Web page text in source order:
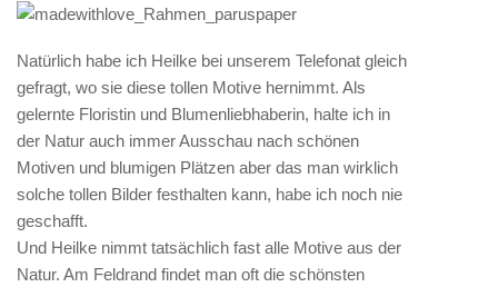
Natürlich habe ich Heilke bei unserem Telefonat gleich
gefragt, wo sie diese tollen Motive hernimmt. Als
gelernte Floristin und Blumenliebhaberin, halte ich in
der Natur auch immer Ausschau nach schönen
Motiven und blumigen Plätzen aber das man wirklich
solche tollen Bilder festhalten kann, habe ich noch nie
geschafft.
Und Heilke nimmt tatsächlich fast alle Motive aus der
Natur. Am Feldrand findet man oft die schönsten